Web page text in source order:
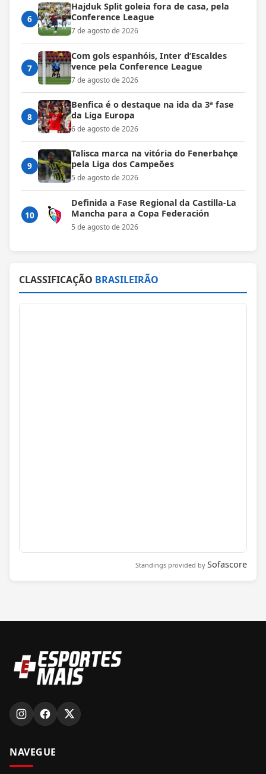
6
Hajduk Split goleia fora de casa, pela
Conference League
7 de agosto de 2026
7
Com gols espanhóis, Inter d’Escaldes
vence pela Conference League
7 de agosto de 2026
8
Benfica é o destaque na ida da 3ª fase
da Liga Europa
6 de agosto de 2026
9
Talisca marca na vitória do Fenerbahçe
pela Liga dos Campeões
5 de agosto de 2026
10
Definida a Fase Regional da Castilla-La
Mancha para a Copa Federación
5 de agosto de 2026
CLASSIFICAÇÃO BRASILEIRÃO
Standings provided by Sofascore
NAVEGUE